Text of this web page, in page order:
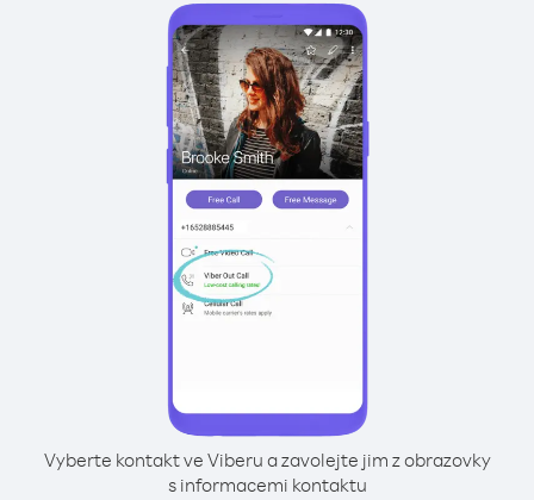
Vyberte kontakt ve Viberu a zavolejte jim z obrazovky
s informacemi kontaktu